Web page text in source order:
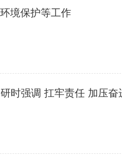
境保护等工作
时强调 扛牢责任 加压奋